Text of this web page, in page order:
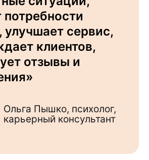
потребности
улучшает сервис,
клиентов,
отзывы и
Ольга Пышко, психолог,
карьерный консультант